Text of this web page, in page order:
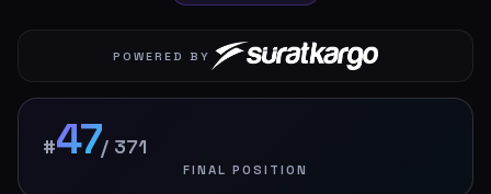
POWERED BY
#47/ 371
FINAL POSITION